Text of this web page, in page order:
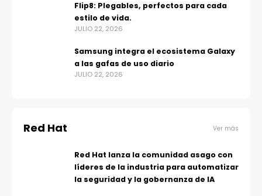
Flip8: Plegables, perfectos para cada
estilo de vida.
JULIO 22, 2026
Samsung integra el ecosistema Galaxy
a las gafas de uso diario
JULIO 22, 2026
Red Hat Ver más
Red Hat lanza la comunidad asago con
líderes de la industria para automatizar
la seguridad y la gobernanza de IA